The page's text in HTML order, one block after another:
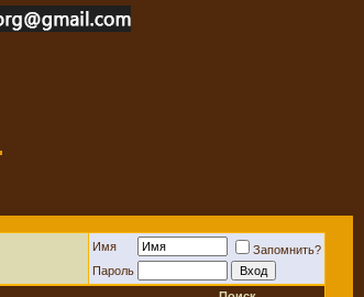
Имя
Запомнить?
Пароль